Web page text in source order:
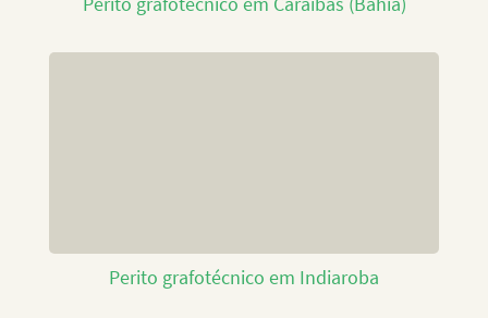
Perito grafotécnico em Indiaroba